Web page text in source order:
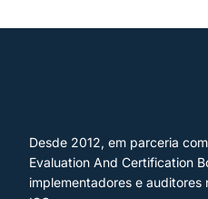
Desde 2012, em parceria
Evaluation And Certification
implementadores e auditores